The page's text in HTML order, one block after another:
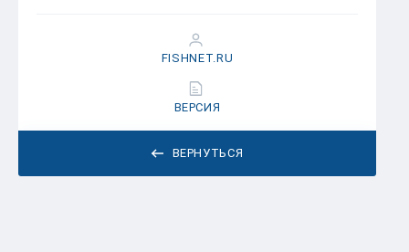
ВЕРНУТЬСЯ
FISHNET.RU
ВЕРСИЯ